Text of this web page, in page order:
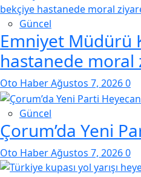
Güncel
Emniyet Müdürü
hastanede moral
Oto HaberAğustos 7, 20260
Güncel
Çorum’da Yeni
Oto HaberAğustos 7, 20260